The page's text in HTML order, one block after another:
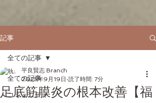
記事
全ての記事
コミュニティ
全ての記事
足底筋膜炎の根本改善【福
平良賢志 Branch
2025年9月19日 読了時間: 7分